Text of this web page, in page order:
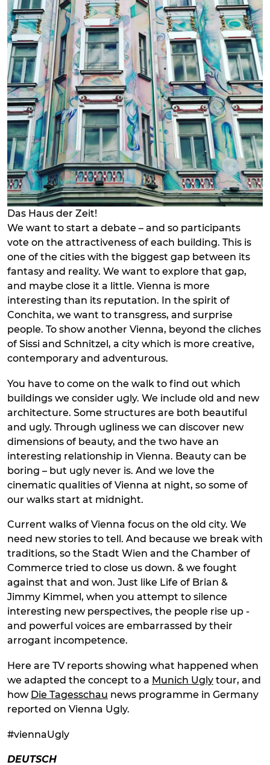
Das Haus der Zeit!
We want to start a debate – and so participants
vote on the attractiveness of each building. This is
one of the cities with the biggest gap between its
fantasy and reality. We want to explore that gap,
and maybe close it a little. Vienna is more
interesting than its reputation. In the spirit of
Conchita, we want to transgress, and surprise
people. To show another Vienna, beyond the cliches
of Sissi and Schnitzel, a city which is more creative,
contemporary and adventurous.
You have to come on the walk to find out which
buildings we consider ugly. We include old and new
architecture. Some structures are both beautiful
and ugly. Through ugliness we can discover new
dimensions of beauty, and the two have an
interesting relationship in Vienna. Beauty can be
boring – but ugly never is. And we love the
cinematic qualities of Vienna at night, so some of
our walks start at midnight.
Current walks of Vienna focus on the old city. We
need new stories to tell. And because we break with
traditions, so the Stadt Wien and the Chamber of
Commerce tried to close us down. & we fought
against that and won. Just like Life of Brian &
Jimmy Kimmel, when you attempt to silence
interesting new perspectives, the people rise up -
and powerful voices are embarrassed by their
arrogant incompetence.
Here are TV reports showing what happened when
we adapted the concept to a Munich Ugly tour, and
how Die Tagesschau news programme in Germany
reported on Vienna Ugly.
#viennaUgly
DEUTSCH